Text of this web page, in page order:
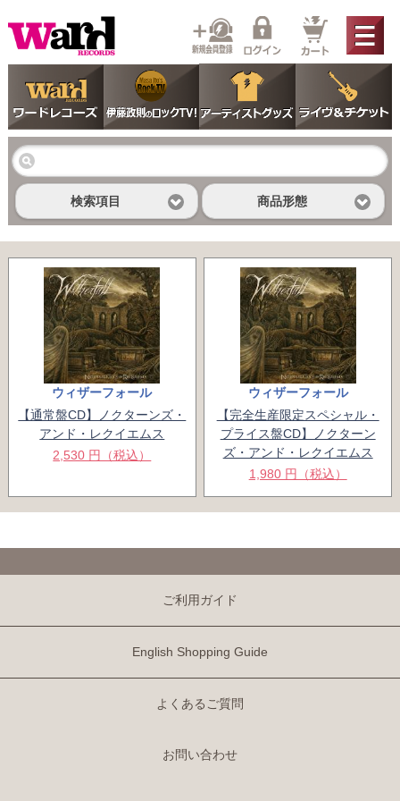
検索項目 商品形態
ウィザーフォール
【通常盤CD】ノクターンズ・
アンド・レクイエムス
2,530 円（税込）
ウィザーフォール
【完全生産限定スペシャル・
プライス盤CD】ノクターン
ズ・アンド・レクイエムス
1,980 円（税込）
ご利用ガイド
English Shopping Guide
よくあるご質問
お問い合わせ